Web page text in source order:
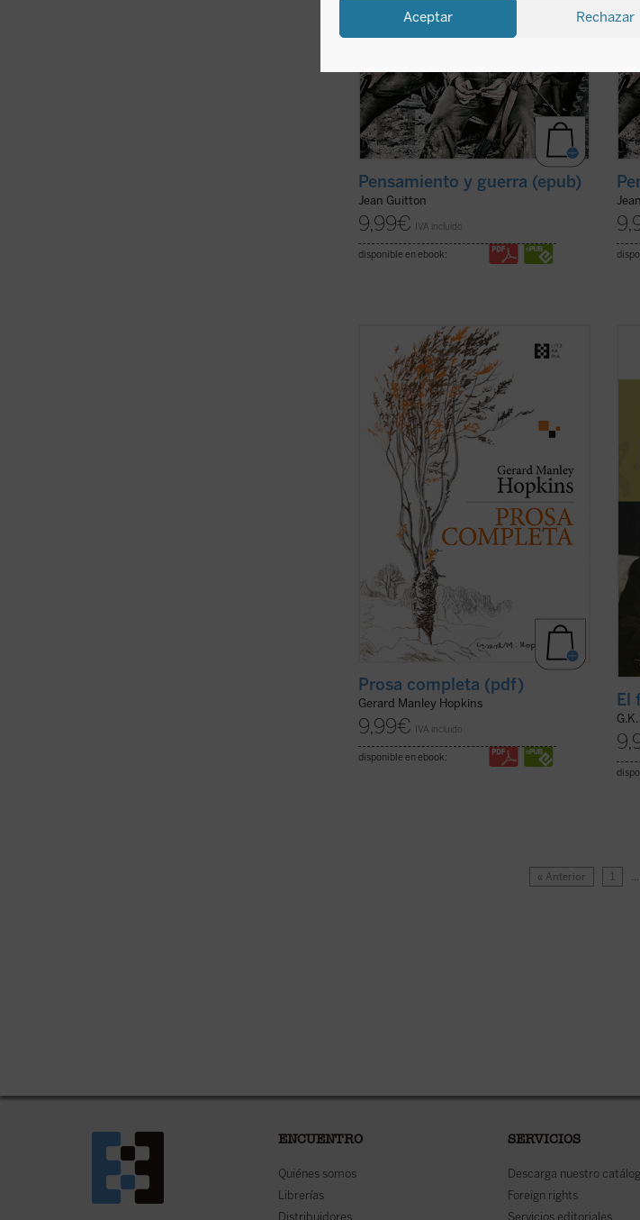
Aceptar Rechazar
Pensamiento y guerra (epub)
Jean Guitton
9,99€ IVA incluido
disponible en ebook:
Se publica por primera vez en castellano,
de la mano del filólogo, escritor y
traductor Gabriel Insausti la obra
completa en prosa --a excepción de
algún texto menor-- del poeta inglés
Gerard Manley Hopkins (1844-1889).
Ejemplo claro del ...
(ver ficha)
Prosa completa (pdf)
Gerard Manley Hopkins
9,99€ IVA incluido
disponible en ebook:
El
« Anterior 1 …
ENCUENTRO
Quiénes somos
Librerías
Distribuidores
SERVICIOS
Descarga nuestro
Foreign rights
Servicios editoriales